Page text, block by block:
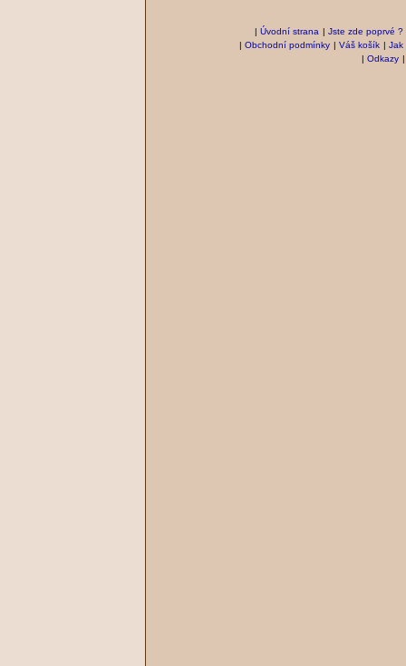
| Úvodní strana | Jste zde poprvé ?
| Obchodní podmínky | Váš košík | Jak
| Odkazy